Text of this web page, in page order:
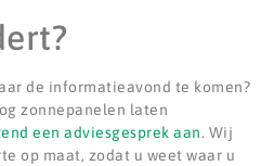
de informatieavond te komen?
zonnepanelen laten
een adviesgesprek aan. Wij
op maat, zodat u weet waar u